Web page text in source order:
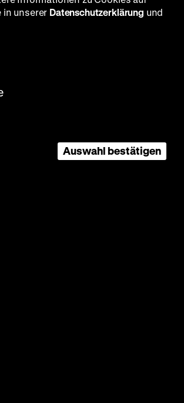
in unserer Datenschutzerklärung und
Auswahl bestätigen